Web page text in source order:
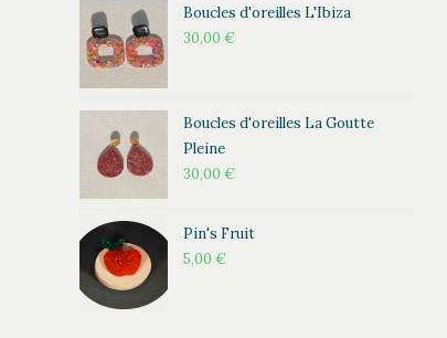
Boucles d'oreilles L'Ibiza
30,00 €
Boucles d'oreilles La Goutte
Pleine
30,00 €
Pin's Fruit
5,00 €